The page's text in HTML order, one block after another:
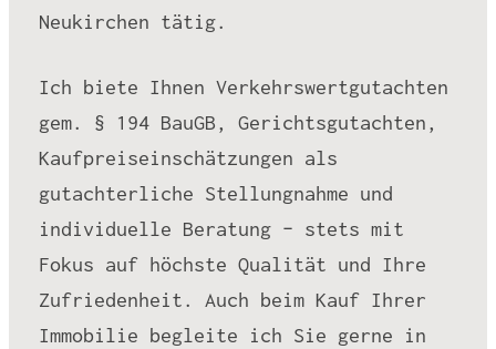
Neukirchen tätig.
Ich biete Ihnen Verkehrswertgutachten
gem. § 194 BauGB, Gerichtsgutachten,
Kaufpreiseinschätzungen als
gutachterliche Stellungnahme und
individuelle Beratung – stets mit
Fokus auf höchste Qualität und Ihre
Zufriedenheit. Auch beim Kauf Ihrer
Immobilie begleite ich Sie gerne in